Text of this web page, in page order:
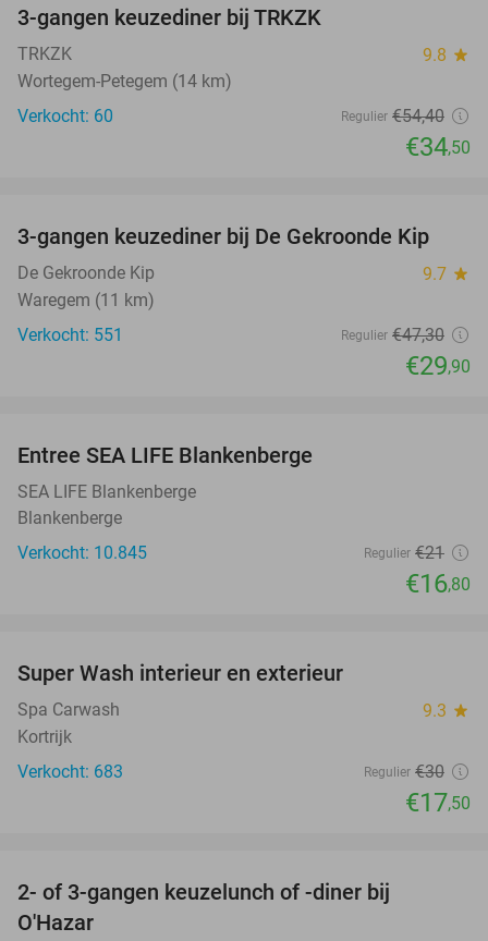
3-gangen keuzediner bij TRKZK
TRKZK 9.8 star
Wortegem-Petegem (14 km)
Verkocht: 60
Regulier €54,40
€34,50
37%
3-gangen keuzediner bij De Gekroonde Kip
De Gekroonde Kip 9.7 star
Waregem (11 km)
Verkocht: 551
Regulier €47,30
€29,90
Entree SEA LIFE Blankenberge
SEA LIFE Blankenberge
Blankenberge
Verkocht: 10.845
Regulier €21
€16,80
Super Wash interieur en exterieur
Spa Carwash 9.3 star
Kortrijk
Verkocht: 683
Regulier €30
€17,50
2- of 3-gangen keuzelunch of -diner bij
O'Hazar